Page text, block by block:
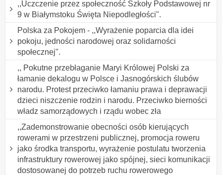
,,Uczczenie przez społeczność Szkoły Podstawowej nr
9 w Białymstoku Święta Niepodległości".
Polska za Pokojem - ,,Wyrażenie poparcia dla idei
pokoju, jedności narodowej oraz solidarności
społecznej".
,, Pokutne przebłaganie Maryi Królowej Polski za
łamanie dekalogu w Polsce i Jasnogórskich ślubów
narodu. Protest przeciwko łamaniu prawa i deprawacji
dzieci niszczenie rodzin i narodu. Przeciwko bierności
władz samorządowych i rządu wobec zła
,,Zademonstrowanie obecności osób kierujących
rowerami w przestrzeni publicznej, promocja roweru
jako środka transportu, wyrażenie postulatu tworzenia
infrastruktury rowerowej jako spójnej, sieci komunikacji
dostosowanej do potrzeb ruchu rowerowego